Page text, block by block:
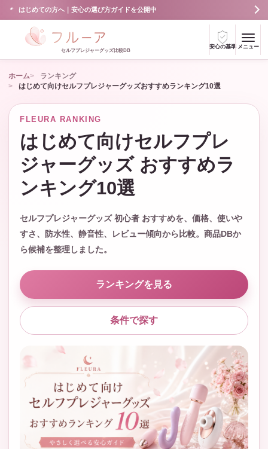
はじめての方へ｜安心の選び方ガイドを公開中
セルフプレジャーグッズ比較DB
安心の基準 メニュー
ホーム
ランキング
はじめて向けセルフプレジャーグッズおすすめランキング10選
FLEURA RANKING
はじめて向けセルフプレ
ジャーグッズ おすすめラ
ンキング10選
セルフプレジャーグッズ 初心者 おすすめを、価格、使いや
すさ、防水性、静音性、レビュー傾向から比較。商品DBか
ら候補を整理しました。
ランキングを見る
条件で探す